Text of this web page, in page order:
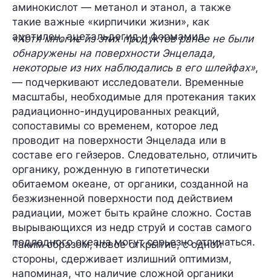
аминокислот — метанол и этанол, а также
такие важные «кирпичики жизни», как
ацетилен, ацетальдегид и формамид.
«Хотя многие из этих продуктов ранее не были
обнаружены на поверхности Энцелада,
некоторые из них наблюдались в его шлейфах»,
— подчеркивают исследователи. Временные
масштабы, необходимые для протекания таких
радиационно-индуцированных реакций,
сопоставимы со временем, которое лед
проводит на поверхности Энцелада или в
составе его гейзеров. Следовательно, отличить
органику, рожденную в гипотетически
обитаемом океане, от органики, созданной на
безжизненной поверхности под действием
радиации, может быть крайне сложно. Состав
вырывающихся из недр струй и состав самого
подледного океана могутсерьезно отличаться.
Таким образом, новое открытие, с одной
стороны, сдерживает излишний оптимизм,
напоминая, что наличие сложной органики